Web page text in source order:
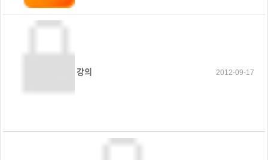
강의 2012-09-17